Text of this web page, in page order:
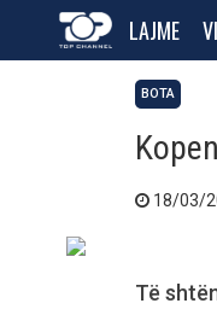
LAJME
BOTA
18/03/
Të